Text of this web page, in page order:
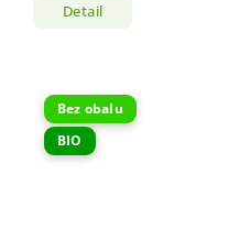
Detail
Bez obalu
BIO